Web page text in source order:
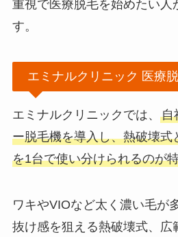
重視で医療脱毛を始めたい人
す。
エミナルクリニック 医療
エミナルクリニックでは、 自
ー脱毛機を導入し、熱破壊式
を1台で使い分けられるのが
ワキやVIOなど太く濃い毛が
抜け感を狙える熱破壊式、広